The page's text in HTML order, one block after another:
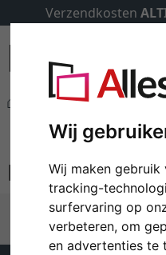
Wij
Wij maken gebruik
tracking-
surfervaring op
verbeteren, om
en advertenties te
Verzendkosten
Merken McCut